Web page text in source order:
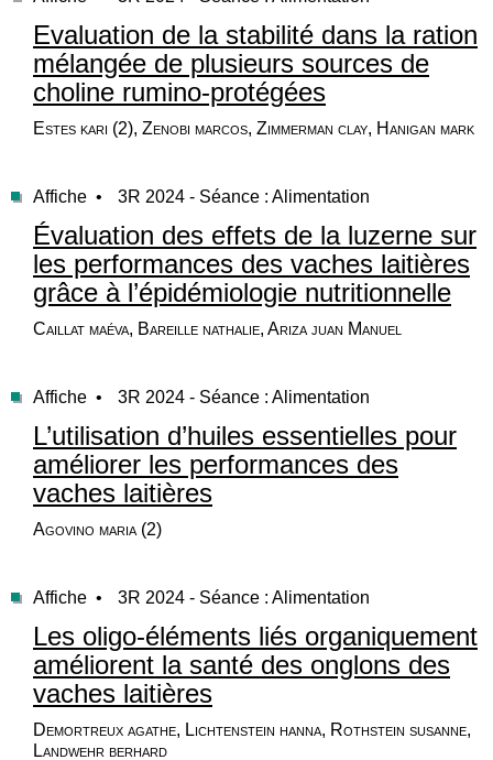
Evaluation de la stabilité dans la ration
mélangée de plusieurs sources de
choline rumino-protégées
Estes kari (2), Zenobi marcos, Zimmerman clay, Hanigan mark
Affiche • 3R 2024 - Séance : Alimentation
Évaluation des effets de la luzerne sur
les performances des vaches laitières
grâce à l’épidémiologie nutritionnelle
Caillat maéva, Bareille nathalie, Ariza juan Manuel
Affiche • 3R 2024 - Séance : Alimentation
L’utilisation d’huiles essentielles pour
améliorer les performances des
vaches laitières
Agovino maria (2)
Affiche • 3R 2024 - Séance : Alimentation
Les oligo-éléments liés organiquement
améliorent la santé des onglons des
vaches laitières
Demortreux agathe, Lichtenstein hanna, Rothstein susanne,
Landwehr berhard